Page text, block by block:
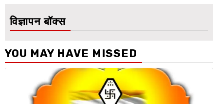
विज्ञापन बॉक्स
YOU MAY HAVE MISSED